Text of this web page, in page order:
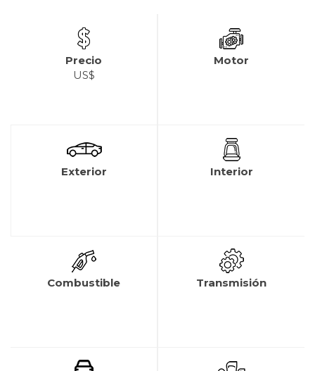
Precio
US$
Motor
Exterior Interior
Combustible Transmisión